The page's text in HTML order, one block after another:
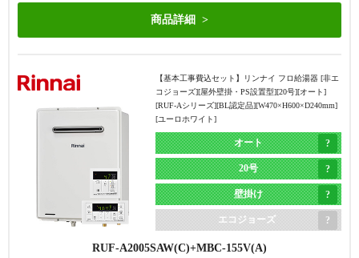
商品詳細
【基本工事費込セット】
リンナイ フロ給湯器 [非エ
コジョーズ][屋外壁掛・PS設置型][20号][オート]
[RUF-Aシリーズ][BL認定品][W470×H600×D240mm]
[ユーロホワイト]
オート
20号
壁掛け
エコジョーズ
RUF-A2005SAW(C) MBC-155V(A)